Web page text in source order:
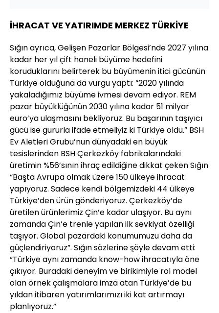
İHRACAT VE YATIRIMDE MERKEZ TÜRKİYE
Sığın ayrıca, Gelişen Pazarlar Bölgesi’nde 2027 yılına
kadar her yıl çift haneli büyüme hedefini
koruduklarını belirterek bu büyümenin itici gücünün
Türkiye olduğuna da vurgu yaptı: “2020 yılında
yakaladığımız büyüme ivmesi devam ediyor. REM
pazar büyüklüğünün 2030 yılına kadar 51 milyar
euro’ya ulaşmasını bekliyoruz. Bu başarının taşıyıcı
gücü ise gururla ifade etmeliyiz ki Türkiye oldu.” BSH
Ev Aletleri Grubu’nun dünyadaki en büyük
tesislerinden BSH Çerkezköy fabrikalarındaki
üretimin %56’sının ihraç edildiğine dikkat çeken Sığın
“Başta Avrupa olmak üzere 150 ülkeye ihracat
yapıyoruz. Sadece kendi bölgemizdeki 44 ülkeye
Türkiye’den ürün gönderiyoruz. Çerkezköy’de
üretilen ürünlerimiz Çin’e kadar ulaşıyor. Bu aynı
zamanda Çin’e trenle yapılan ilk sevkiyat özelliği
taşıyor. Global pazardaki konumumuzu daha da
güçlendiriyoruz”. Sığın sözlerine şöyle devam etti:
“Türkiye aynı zamanda know-how ihracatıyla öne
çıkıyor. Buradaki deneyim ve birikimiyle rol model
olan örnek çalışmalara imza atan Türkiye’de bu
yıldan itibaren yatırımlarımızı iki kat artırmayı
planlıyoruz.”